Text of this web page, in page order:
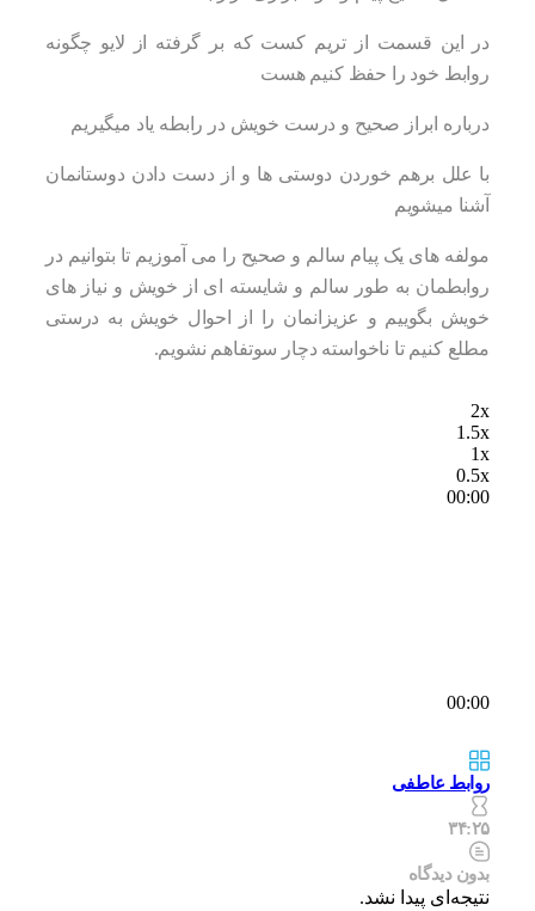
در این قسمت از تریم کست که بر گرفته از لایو چگونه
روابط خود را حفظ کنیم هست
درباره ابراز صحیح و درست خویش در رابطه یاد میگیریم
با علل برهم خوردن دوستی ها و از دست دادن دوستانمان
آشنا میشویم
مولفه های یک پیام سالم و صحیح را می آموزیم تا بتوانیم در
روابطمان به طور سالم و شایسته ای از خویش و نیاز های
خویش بگوییم و عزیزانمان را از احوال خویش به درستی
مطلع کنیم تا ناخواسته دچار سوتفاهم نشویم.
00:00
00:00
روابط عاطفی
۳۴:۲۵
بدون دیدگاه
نتیجه‌ای پیدا نشد.